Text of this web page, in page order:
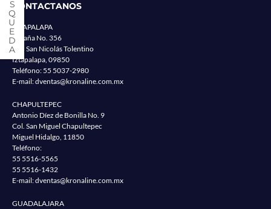
CONTACTANOS
IZTAPALAPA
España No. 356
Col. San Nicolás Tolentino
Iztapalapa, 09850
Teléfono:55 5037-2980
E-mail:dventas@kronaline.com.mx
CHAPULTEPEC
Antonio Díez de Bonilla No. 9
Col. San Miguel Chapultepec
Miguel Hidalgo, 11850
Teléfono:
55 5516-5565
55 5516-1432
E-mail:dventas@kronaline.com.mx
GUADALAJARA